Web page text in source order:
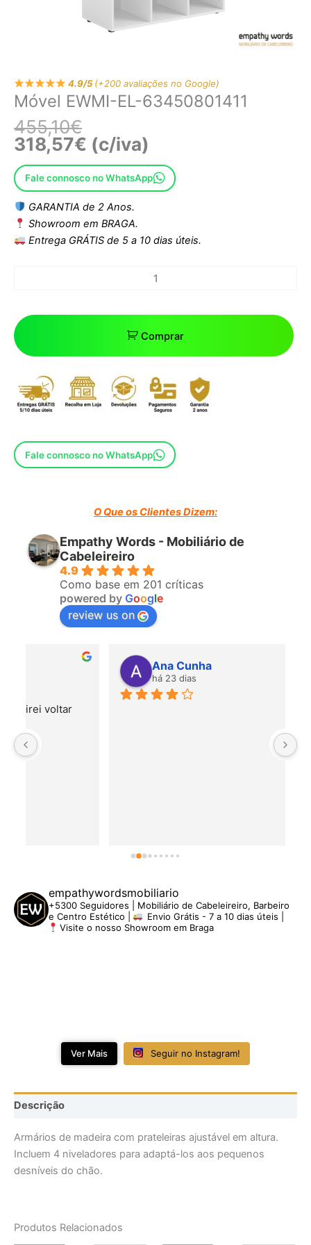
4.9/5(+200 avaliações no Google)
Móvel EWMI-EL-63450801411
455,10€
318,57€ (c/iva)
Fale connosco no WhatsApp
GARANTIA de 2 Anos.
Showroom em BRAGA.
Entrega GRÁTIS de 5 a 10 dias úteis.
Comprar
Fale connosco no WhatsApp
O Que os Clientes Dizem:
Empathy Words - Mobiliário de
Cabeleireiro
4.9
Como base em 201 críticas
powered by Google
review us on
Ana Cunha
empathywordsmobiliario
+5300 Seguidores | Mobiliário de Cabeleireiro, Barbeiro
e Centro Estético |
Envio Grátis - 7 a 10 dias úteis |
Visite o nosso Showroom em Braga
Ver Mais Seguir no Instagram!
Descrição
Armários de madeira com prateleiras ajustável em altura.
Incluem 4 niveladores para adaptá-los aos pequenos
desníveis do chão.
Produtos Relacionados